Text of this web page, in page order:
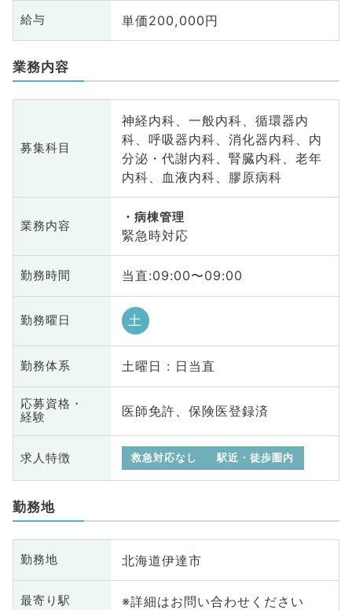
給与 単価200,000円
業務内容
募集科目
神経内科、一般内科、循環器内
科、呼吸器内科、消化器内科、内
分泌・代謝内科、腎臓内科、老年
内科、血液内科、膠原病科
業務内容
病棟管理
緊急時対応
勤務時間 当直:09:00〜09:00
勤務曜日 土
勤務体系 土曜日 : 日当直
応募資格・
経験
医師免許、保険医登録済
求人特徴 救急対応なし 駅近・徒歩圏内
勤務地
勤務地 北海道伊達市
最寄り駅 ※詳細はお問い合わせください